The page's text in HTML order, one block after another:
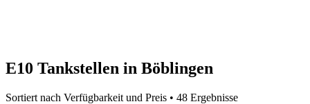
E10 Tankstellen in Böblingen
Sortiert nach Verfügbarkeit und Preis • 48 Ergebnisse